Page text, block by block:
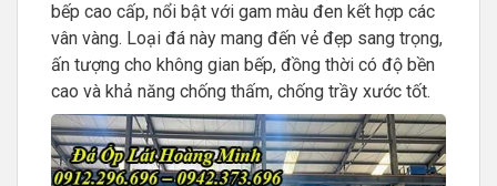
bếp cao cấp, nổi bật với gam màu đen kết hợp các
vân vàng. Loại đá này mang đến vẻ đẹp sang trọng,
ấn tượng cho không gian bếp, đồng thời có độ bền
cao và khả năng chống thấm, chống trầy xước tốt.